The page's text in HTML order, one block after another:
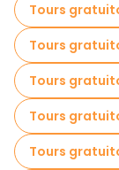
Tours
Tours
Tours
Tours
Tours